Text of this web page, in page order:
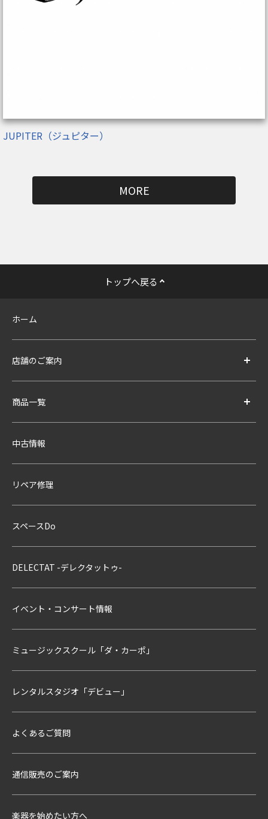
JUPITER（ジュピター）
MORE
トップへ戻る
ホーム
店舗のご案内
商品一覧
中古情報
リペア修理
スペースDo
DELECTAT -デレクタットゥ-
イベント・コンサート情報
ミュージックスクール「ダ・カーポ」
レンタルスタジオ「デビュー」
よくあるご質問
通信販売のご案内
楽器を始めたい方へ